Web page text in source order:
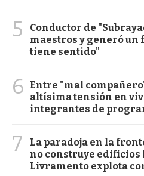
5
Conductor de
maestros y generó un
tiene sentido"
6
Entre "mal
altísima tensión en
integrantes de
7
La paradoja en la
no construye edificios
Livramento explota